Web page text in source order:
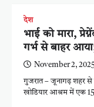
देश
भाई को मारा,
गर्भ से बाहर
November 2,
गुजरात – जूनागढ़ शहर से
खोडियार आश्रम में एक